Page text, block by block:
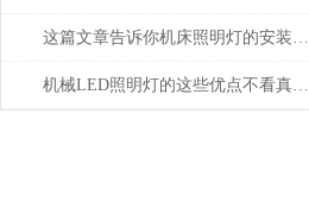
这篇文章告诉你机床照明灯的安装以及应用
机械LED照明灯的这些优点不看真的不知道